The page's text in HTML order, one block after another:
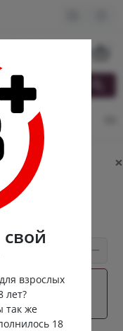
взрослых
лет?
так же
18
Кэшбек
×